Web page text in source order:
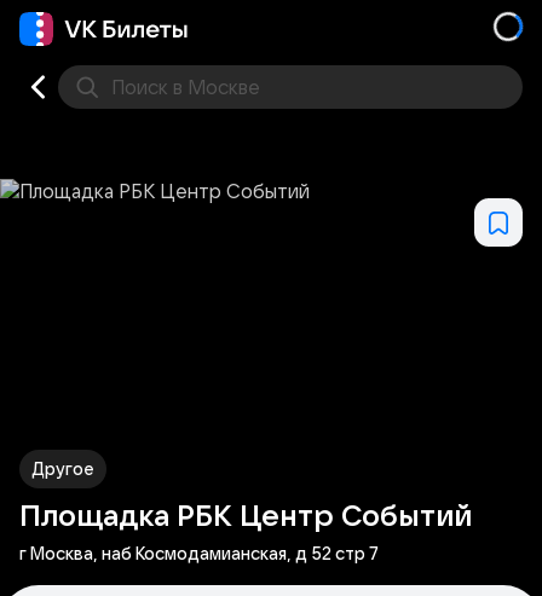
Поиск в Москве
Другое
Площадка РБК Центр Событий
г Москва, наб Космодамианская, д 52 стр 7